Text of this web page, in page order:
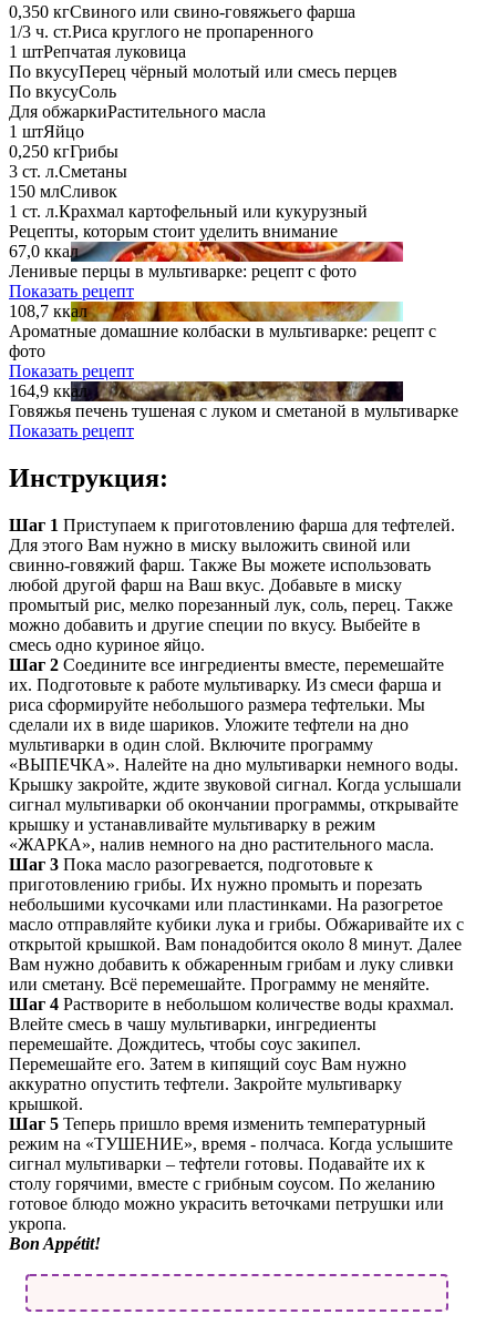
0,350 кгСвиного или свино-говяжьего фарша
1/3 ч. ст.Риса круглого не пропаренного
1 штРепчатая луковица
По вкусуПерец чёрный молотый или смесь перцев
По вкусуСоль
Для обжаркиРастительного масла
1 штЯйцо
0,250 кгГрибы
3 ст. л.Сметаны
150 млСливок
1 ст. л.Крахмал картофельный или кукурузный
Рецепты, которым стоит уделить внимание
67,0 ккал
Ленивые перцы в мультиварке: рецепт с фото
Показать рецепт
108,7 ккал
Ароматные домашние колбаски в мультиварке: рецепт с
фото
Показать рецепт
164,9 ккал
Говяжья печень тушеная с луком и сметаной в мультиварке
Показать рецепт
Инструкция:
Шаг 1 Приступаем к приготовлению фарша для тефтелей.
Для этого Вам нужно в миску выложить свиной или
свинно-говяжий фарш. Также Вы можете использовать
любой другой фарш на Ваш вкус. Добавьте в миску
промытый рис, мелко порезанный лук, соль, перец. Также
можно добавить и другие специи по вкусу. Выбейте в
смесь одно куриное яйцо.
Шаг 2 Соедините все ингредиенты вместе, перемешайте
их. Подготовьте к работе мультиварку. Из смеси фарша и
риса сформируйте небольшого размера тефтельки. Мы
сделали их в виде шариков. Уложите тефтели на дно
мультиварки в один слой. Включите программу
«ВЫПЕЧКА». Налейте на дно мультиварки немного воды.
Крышку закройте, ждите звуковой сигнал. Когда услышали
сигнал мультиварки об окончании программы, открывайте
крышку и устанавливайте мультиварку в режим
«ЖАРКА», налив немного на дно растительного масла.
Шаг 3 Пока масло разогревается, подготовьте к
приготовлению грибы. Их нужно промыть и порезать
небольшими кусочками или пластинками. На разогретое
масло отправляйте кубики лука и грибы. Обжаривайте их с
открытой крышкой. Вам понадобится около 8 минут. Далее
Вам нужно добавить к обжаренным грибам и луку сливки
или сметану. Всё перемешайте. Программу не меняйте.
Шаг 4 Растворите в небольшом количестве воды крахмал.
Влейте смесь в чашу мультиварки, ингредиенты
перемешайте. Дождитесь, чтобы соус закипел.
Перемешайте его. Затем в кипящий соус Вам нужно
аккуратно опустить тефтели. Закройте мультиварку
крышкой.
Шаг 5 Теперь пришло время изменить температурный
режим на «ТУШЕНИЕ», время - полчаса. Когда услышите
сигнал мультиварки – тефтели готовы. Подавайте их к
столу горячими, вместе с грибным соусом. По желанию
готовое блюдо можно украсить веточками петрушки или
укропа.
Bon Appétit!